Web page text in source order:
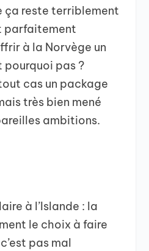
ça reste terriblement
parfaitement
à la Norvège un
pourquoi pas ?
cas un package
très bien mené
ambitions.
à l’Islande : la
le choix à faire
pas mal